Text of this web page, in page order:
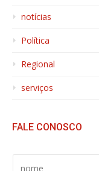
notícias
Política
Regional
serviços
FALE CONOSCO